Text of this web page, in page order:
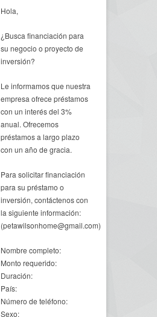
Hola,
¿Busca financiación para
su negocio o proyecto de
inversión?
Le informamos que nuestra
empresa ofrece préstamos
con un interés del 3%
anual. Ofrecemos
préstamos a largo plazo
con un año de gracia.
Para solicitar financiación
para su préstamo o
inversión, contáctenos con
la siguiente información:
(petawilsonhome@gmail.com)
Nombre completo:
Monto requerido:
Duración:
País:
Número de teléfono:
Sexo: